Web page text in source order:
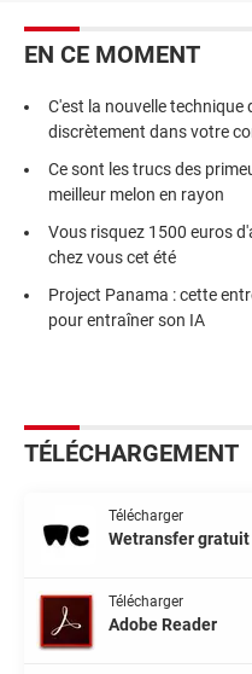
EN CE MOMENT
C'est la nouvelle technique
discrètement dans votre
Ce sont les trucs des
meilleur melon en rayon
Vous risquez 1500 euros
chez vous cet été
Project Panama : cette
pour entraîner son IA
TÉLÉCHARGEMENT
Télécharger
Wetransfer gratuit
Télécharger
Adobe Reader